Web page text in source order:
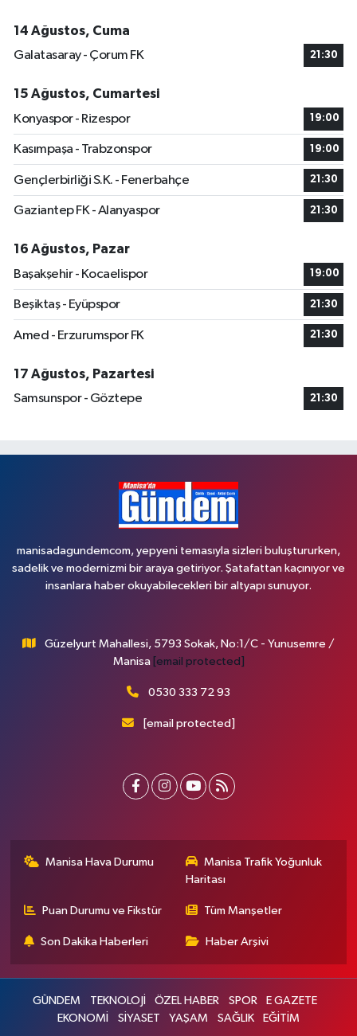
14 Ağustos, Cuma
Galatasaray - Çorum FK
21:30
15 Ağustos, Cumartesi
Konyaspor - Rizespor
19:00
Kasımpaşa - Trabzonspor 19:00
Gençlerbirliği S.K. - Fenerbahçe 21:30
Gaziantep FK - Alanyaspor 21:30
16 Ağustos, Pazar
Başakşehir - Kocaelispor
19:00
Beşiktaş - Eyüpspor 21:30
Amed - Erzurumspor FK 21:30
17 Ağustos, Pazartesi
Samsunspor - Göztepe
21:30
manisadagundemcom, yepyeni temasıyla sizleri buluştururken,
sadelik ve modernizmi bir araya getiriyor. Şatafattan kaçınıyor ve
insanlara haber okuyabilecekleri bir altyapı sunuyor.
Güzelyurt Mahallesi, 5793 Sokak, No:1/C - Yunusemre /
Manisa [email protected]
0530 333 72 93
[email protected]
Manisa Hava Durumu
Manisa Trafik Yoğunluk
Haritası
Puan Durumu ve Fikstür Tüm Manşetler
Son Dakika Haberleri Haber Arşivi
GÜNDEM TEKNOLOJİ ÖZEL HABER SPOR
E GAZETE
EKONOMİ
SİYASET YAŞAM SAĞLIK EĞİTİM